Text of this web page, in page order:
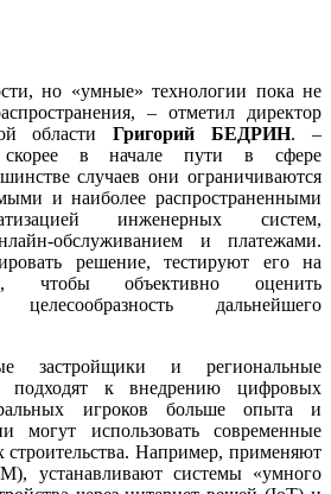
но «умные» технологии пока не
– отметил директор
областиГригорий БЕДРИН. –
в начале пути в сфере
случаев они ограничиваются
и наиболее распространенными
инженерных систем,
обслуживанием и платежами.
решение, тестируют его на
чтобы объективно оценить
дальнейшего
застройщики и региональные
подходят к внедрению цифровых
игроков больше опыта и
могут использовать современные
строительства. Например, применяют
устанавливают системы «умного